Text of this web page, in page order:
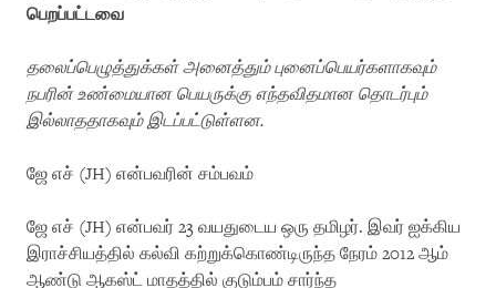
பெறப்பட்டவை
தலைப்பெழுத்துக்கள் அனைத்தும் புனைப்பெயர்களாகவும்
நபரின் உண்மையான பெயருக்கு எந்தவிதமான தொடர்பும்
இல்லாததாகவும் இடப்பட்டுள்ளன.
ஜே எச் (JH) என்பவரின் சம்பவம்
ஜே எச் (JH) என்பவர் 23 வயதுடைய ஒரு தமிழர். இவர் ஐக்கிய
இராச்சியத்தில் கல்வி கற்றுக்கொண்டிருந்த நேரம் 2012 ஆம்
ஆண்டு ஆகஸ்ட் மாதத்தில் குடும்பம் சார்ந்த